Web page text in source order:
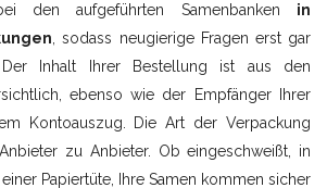
den aufgeführten Samenbanken in
, sodass neugierige Fragen erst gar
Inhalt Ihrer Bestellung ist aus den
ebenso wie der Empfänger Ihrer
Kontoauszug. Die Art der Verpackung
zu Anbieter. Ob eingeschweißt, in
Papiertüte, Ihre Samen kommen sicher